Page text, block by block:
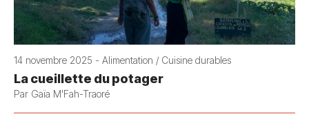
14 novembre 2025 - Alimentation / Cuisine durables
La cueillette du potager
Par Gaïa M'Fah-Traoré